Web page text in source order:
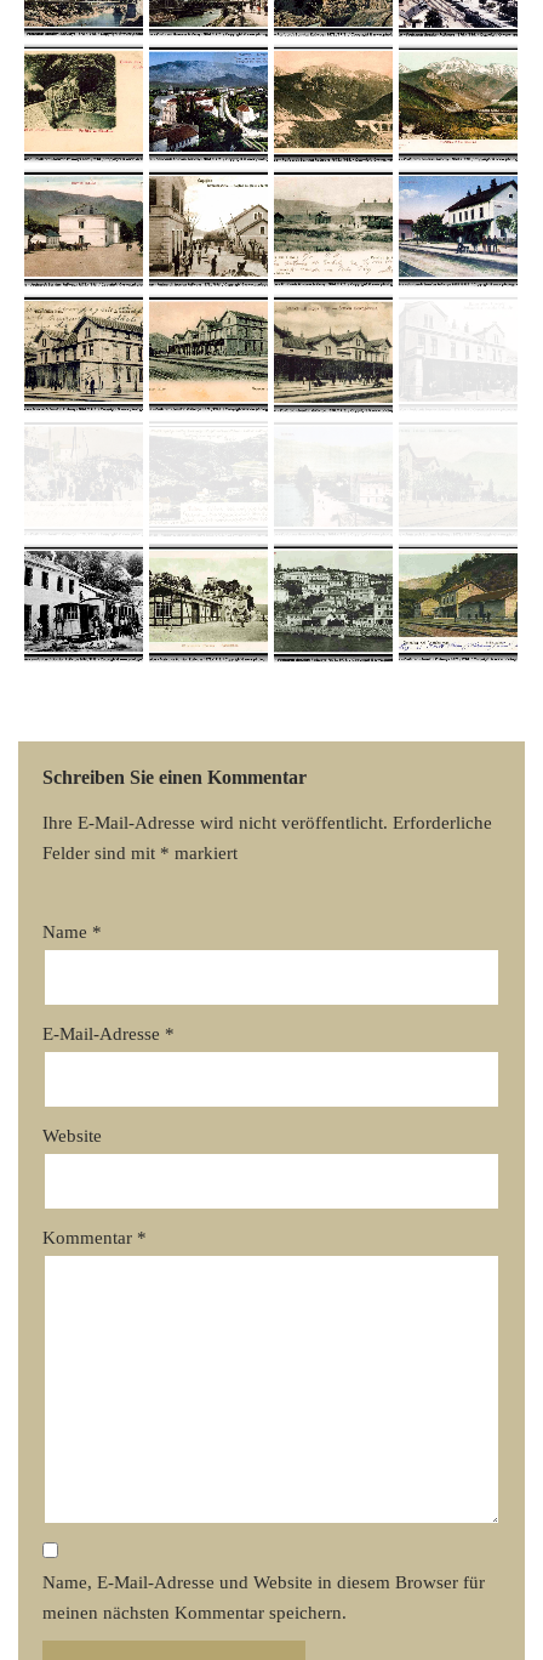
Schreiben Sie einen Kommentar
Ihre E-Mail-Adresse wird nicht veröffentlicht. Erforderliche
Felder sind mit * markiert
Name *
E-Mail-Adresse *
Website
Kommentar *
Name, E-Mail-Adresse und Website in diesem Browser für
meinen nächsten Kommentar speichern.